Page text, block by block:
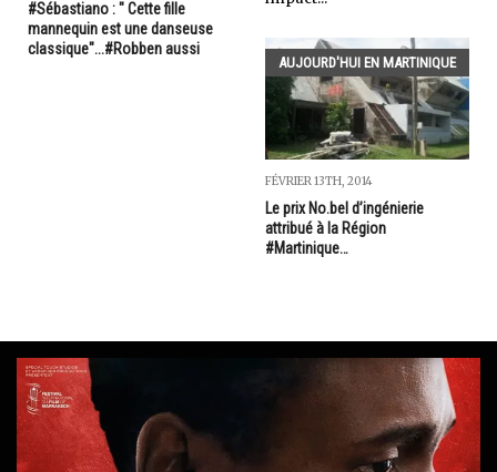
#Sébastiano : " Cette fille
mannequin est une danseuse
classique"...#Robben aussi
AUJOURD'HUI EN MARTINIQUE
FÉVRIER 13TH, 2014
Le prix No.bel d’ingénierie
attribué à la Région
#Martinique…